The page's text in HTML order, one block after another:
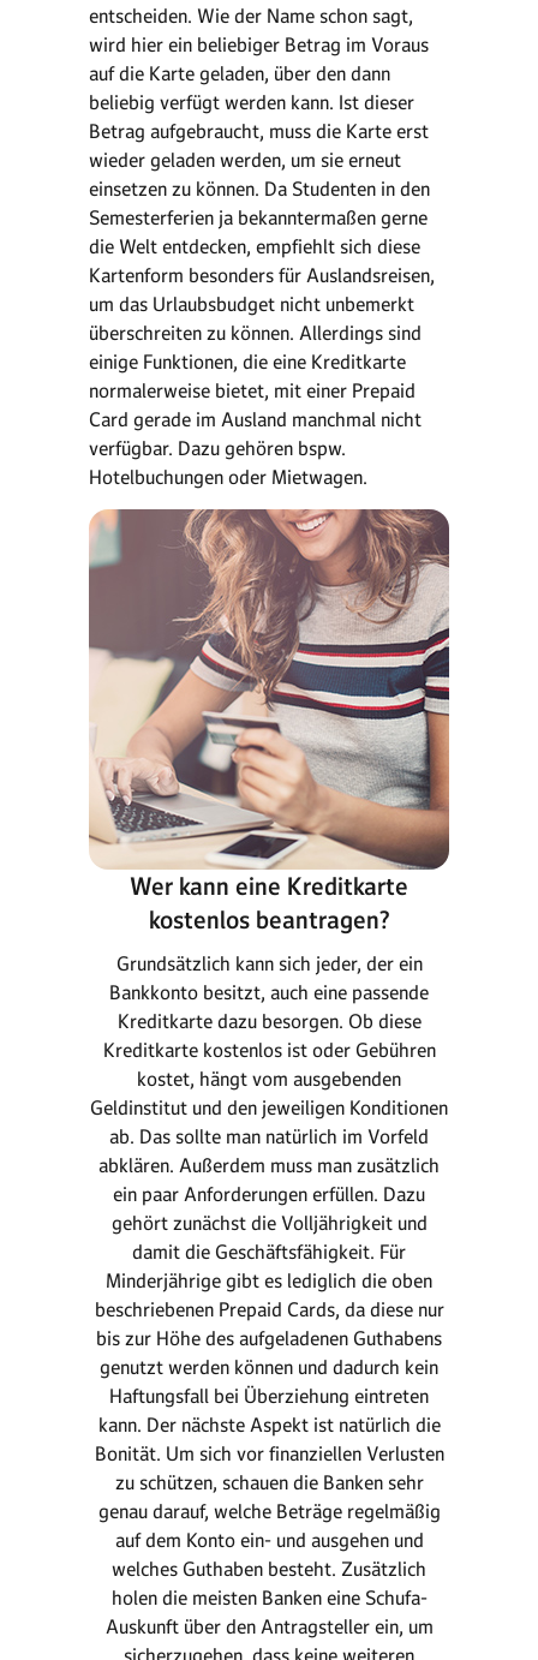
entscheiden. Wie der Name schon sagt,
wird hier ein beliebiger Betrag im Voraus
auf die Karte geladen, über den dann
beliebig verfügt werden kann. Ist dieser
Betrag aufgebraucht, muss die Karte erst
wieder geladen werden, um sie erneut
einsetzen zu können. Da Studenten in den
Semesterferien ja bekanntermaßen gerne
die Welt entdecken, empfiehlt sich diese
Kartenform besonders für Auslandsreisen,
um das Urlaubsbudget nicht unbemerkt
überschreiten zu können. Allerdings sind
einige Funktionen, die eine Kreditkarte
normalerweise bietet, mit einer Prepaid
Card gerade im Ausland manchmal nicht
verfügbar. Dazu gehören bspw.
Hotelbuchungen oder Mietwagen.
Wer kann eine Kreditkarte
kostenlos beantragen?
Grundsätzlich kann sich jeder, der ein
Bankkonto besitzt, auch eine passende
Kreditkarte dazu besorgen. Ob diese
Kreditkarte kostenlos ist oder Gebühren
kostet, hängt vom ausgebenden
Geldinstitut und den jeweiligen Konditionen
ab. Das sollte man natürlich im Vorfeld
abklären. Außerdem muss man zusätzlich
ein paar Anforderungen erfüllen. Dazu
gehört zunächst die Volljährigkeit und
damit die Geschäftsfähigkeit. Für
Minderjährige gibt es lediglich die oben
beschriebenen Prepaid Cards, da diese nur
bis zur Höhe des aufgeladenen Guthabens
genutzt werden können und dadurch kein
Haftungsfall bei Überziehung eintreten
kann. Der nächste Aspekt ist natürlich die
Bonität. Um sich vor finanziellen Verlusten
zu schützen, schauen die Banken sehr
genau darauf, welche Beträge regelmäßig
auf dem Konto ein- und ausgehen und
welches Guthaben besteht. Zusätzlich
holen die meisten Banken eine Schufa-
Auskunft über den Antragsteller ein, um
sicherzugehen, dass keine weiteren